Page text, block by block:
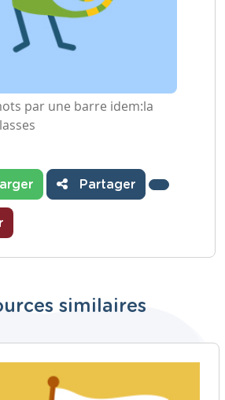
par une barre idem:la
Partager
similaires